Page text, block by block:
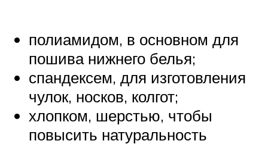
полиамидом, в основном для
пошива нижнего белья;
спандексем, для изготовления
чулок, носков, колгот;
хлопком, шерстью, чтобы
повысить натуральность